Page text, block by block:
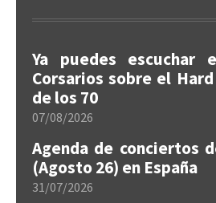
Ya puedes escuchar
Corsarios sobre el
de los 70
07/08/2026
Agenda de conciertos
(Agosto 26) en España
31/07/2026